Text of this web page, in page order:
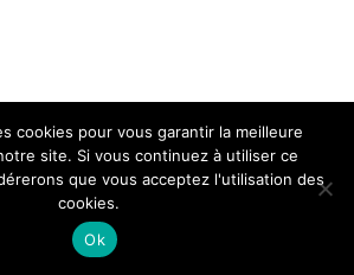
cookies pour vous garantir la meilleure
site. Si vous continuez à utiliser ce
que vous acceptez l'utilisation des
cookies.
Ok